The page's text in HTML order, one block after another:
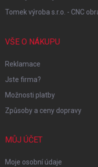
Tomek výroba s.r.o. - CNC
VŠE O NÁKUPU
Reklamace
Jste firma?
Možnosti platby
Způsoby a ceny dopravy
MŮJ ÚČET
Moje osobní údaje